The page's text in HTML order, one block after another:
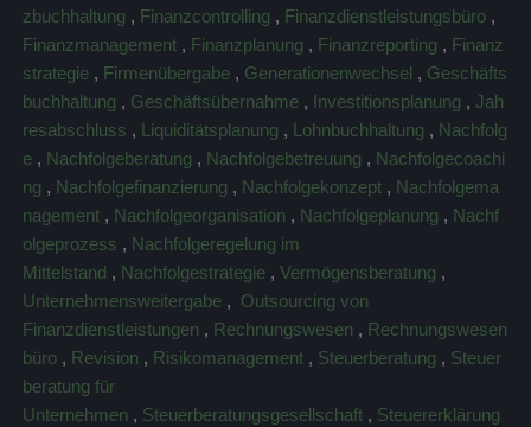
zbuchhaltung , Finanzcontrolling , Finanzdienstleistungsbüro ,
Finanzmanagement , Finanzplanung , Finanzreporting , Finanz
strategie , Firmenübergabe , Generationenwechsel , Geschäfts
buchhaltung , Geschäftsübernahme , Investitionsplanung ,Jah
resabschluss , Liquiditätsplanung , Lohnbuchhaltung , Nachfolg
e , Nachfolgeberatung , Nachfolgebetreuung , Nachfolgecoachi
ng , Nachfolgefinanzierung , Nachfolgekonzept , Nachfolgema
nagement , Nachfolgeorganisation , Nachfolgeplanung , Nachf
olgeprozess , Nachfolgeregelung im
Mittelstand , Nachfolgestrategie ,Vermögensberatung ,
Unternehmensweitergabe , Outsourcing von
Finanzdienstleistungen , Rechnungswesen , Rechnungswesen
büro , Revision , Risikomanagement , Steuerberatung , Steuer
beratung für
Unternehmen , Steuerberatungsgesellschaft , Steuererklärung